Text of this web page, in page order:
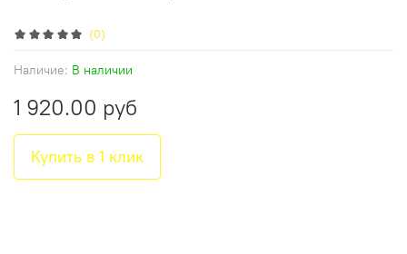
(0)
Наличие: В наличии
1 920.00 руб
Купить в 1 клик